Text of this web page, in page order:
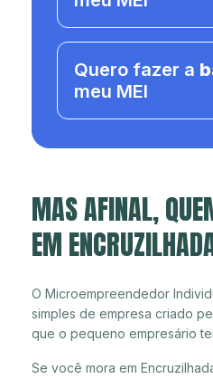
Quero fazer a
meu MEI
MAS AFINAL,
EM
O Microempreendedor
simples de empresa criado
que o pequeno empresário
Se você mora em